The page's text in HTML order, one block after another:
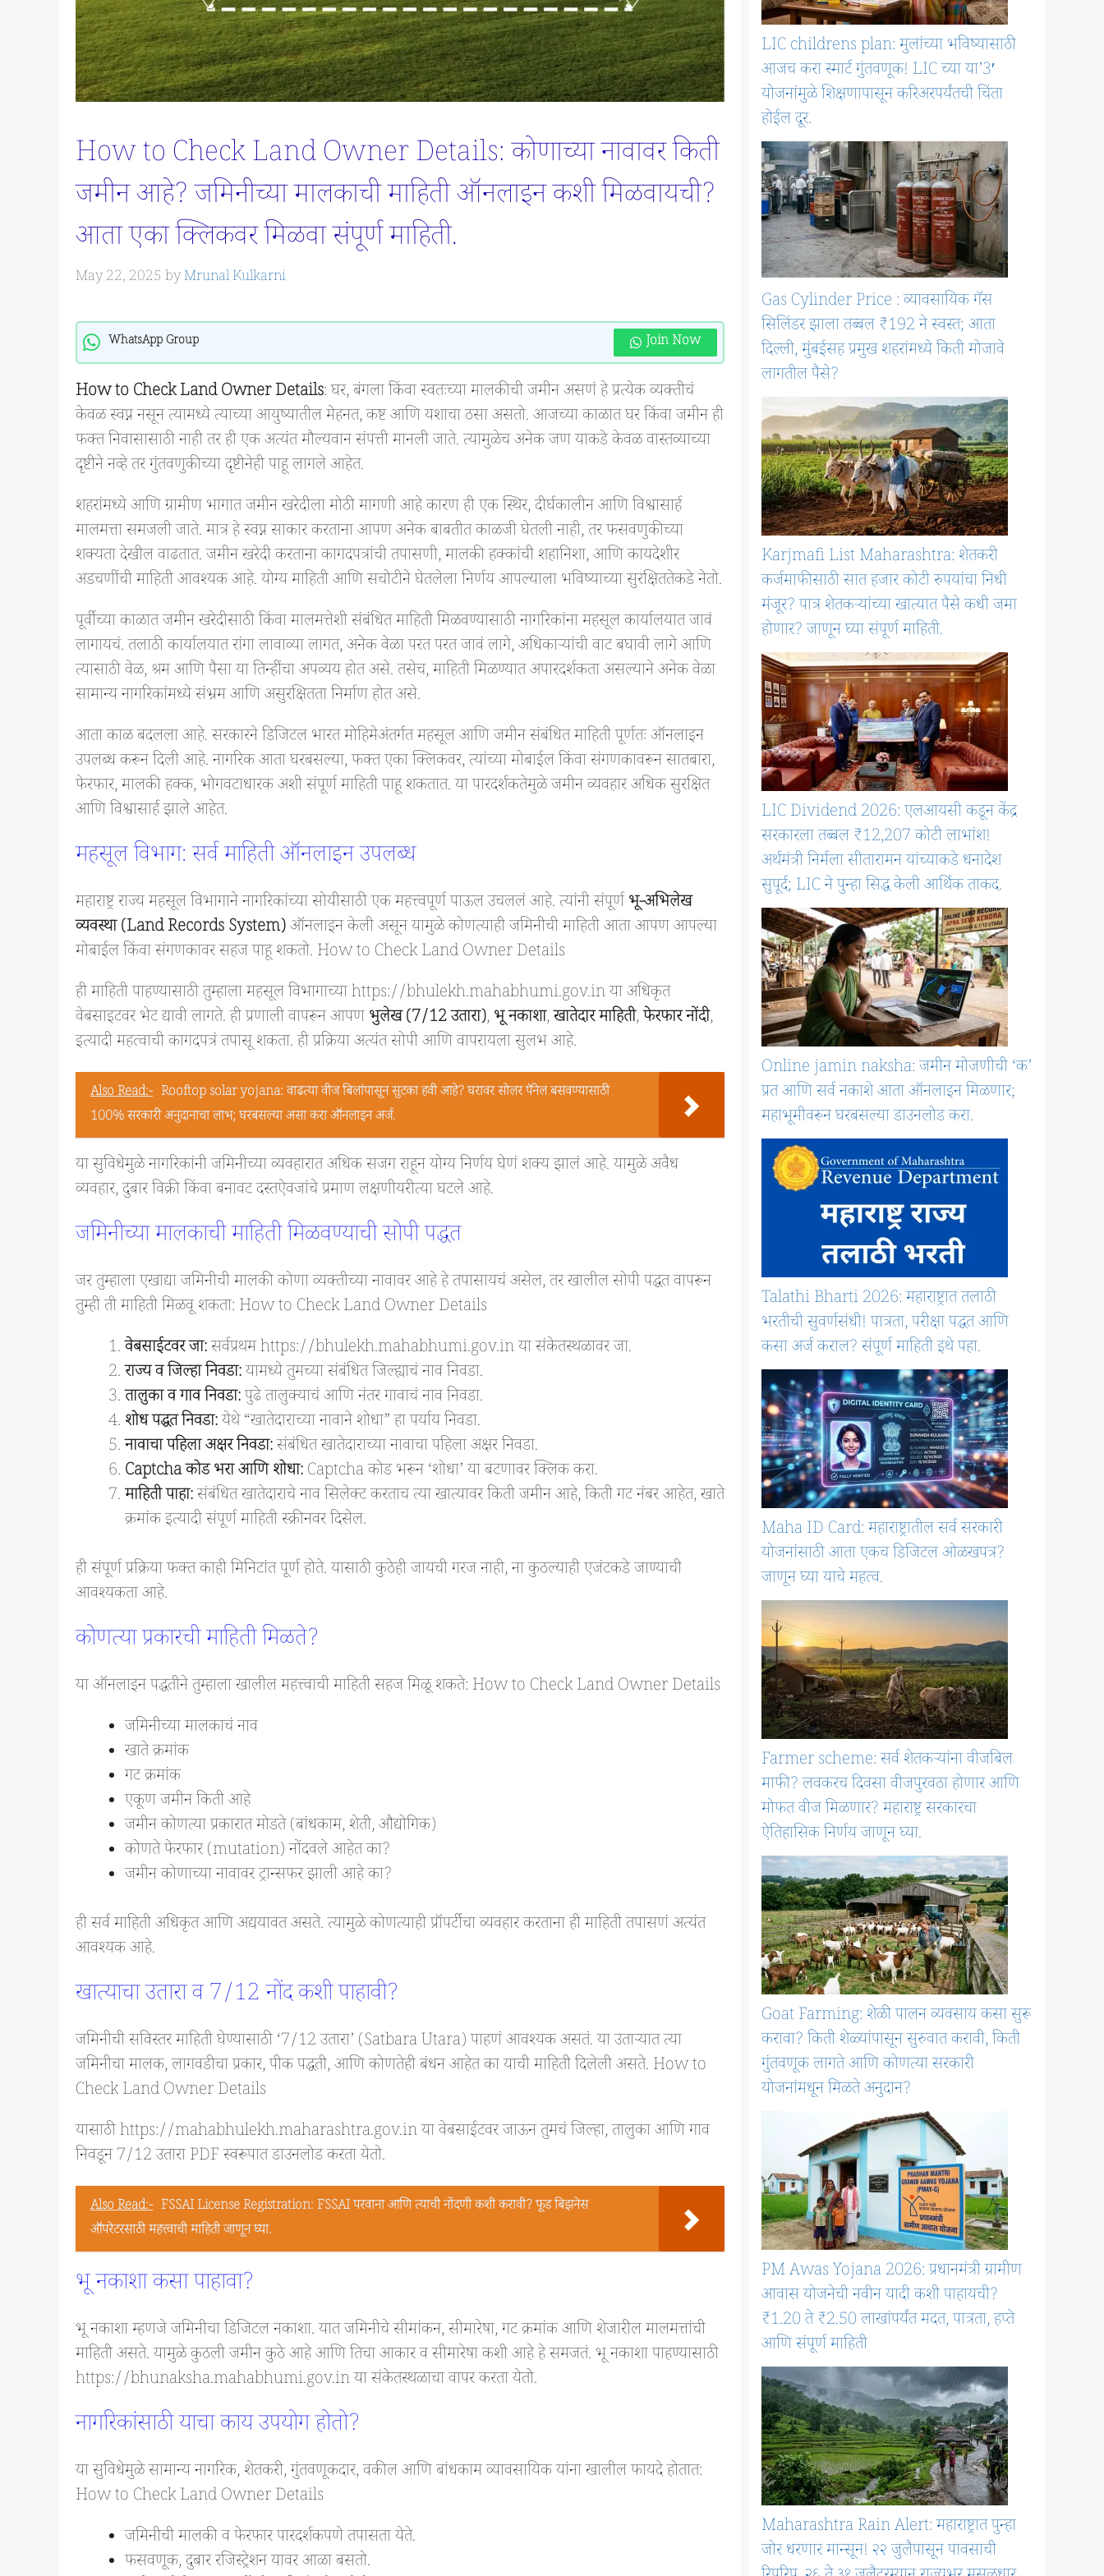
How to Check Land Owner Details: कोणाच्या नावावर किती
जमीन आहे? जमिनीच्या मालकाची माहिती ऑनलाइन कशी मिळवायची?
आता एका क्लिकवर मिळवा संपूर्ण माहिती.
May 22, 2025 byMrunal Kulkarni
WhatsApp Group Join Now
How to Check Land Owner Details: घर, बंगला किंवा स्वतःच्या मालकीची जमीन असणं हे प्रत्येक व्यक्तीचं
केवळ स्वप्न नसून त्यामध्ये त्याच्या आयुष्यातील मेहनत, कष्ट आणि यशाचा ठसा असतो. आजच्या काळात घर किंवा जमीन ही
फक्त निवासासाठी नाही तर ही एक अत्यंत मौल्यवान संपत्ती मानली जाते. त्यामुळेच अनेक जण याकडे केवळ वास्तव्याच्या
दृष्टीने नव्हे तर गुंतवणुकीच्या दृष्टीनेही पाहू लागले आहेत.
शहरांमध्ये आणि ग्रामीण भागात जमीन खरेदीला मोठी मागणी आहे कारण ही एक स्थिर, दीर्घकालीन आणि विश्वासार्ह
मालमत्ता समजली जाते. मात्र हे स्वप्न साकार करताना आपण अनेक बाबतीत काळजी घेतली नाही, तर फसवणुकीच्या
शक्यता देखील वाढतात. जमीन खरेदी करताना कागदपत्रांची तपासणी, मालकी हक्कांची शहानिशा, आणि कायदेशीर
अडचणींची माहिती आवश्यक आहे. योग्य माहिती आणि सचोटीने घेतलेला निर्णय आपल्याला भविष्याच्या सुरक्षिततेकडे नेतो.
पूर्वीच्या काळात जमीन खरेदीसाठी किंवा मालमत्तेशी संबंधित माहिती मिळवण्यासाठी नागरिकांना महसूल कार्यालयात जावं
लागायचं. तलाठी कार्यालयात रांगा लावाव्या लागत, अनेक वेळा परत परत जावं लागे, अधिकाऱ्यांची वाट बघावी लागे आणि
त्यासाठी वेळ, श्रम आणि पैसा या तिन्हींचा अपव्यय होत असे. तसेच, माहिती मिळण्यात अपारदर्शकता असल्याने अनेक वेळा
सामान्य नागरिकांमध्ये संभ्रम आणि असुरक्षितता निर्माण होत असे.
आता काळ बदलला आहे. सरकारने डिजिटल भारत मोहिमेअंतर्गत महसूल आणि जमीन संबंधित माहिती पूर्णतः ऑनलाइन
उपलब्ध करून दिली आहे. नागरिक आता घरबसल्या, फक्त एका क्लिकवर, त्यांच्या मोबाईल किंवा संगणकावरून सातबारा,
फेरफार, मालकी हक्क, भोगवटाधारक अशी संपूर्ण माहिती पाहू शकतात. या पारदर्शकतेमुळे जमीन व्यवहार अधिक सुरक्षित
आणि विश्वासार्ह झाले आहेत.
महसूल विभाग: सर्व माहिती ऑनलाइन उपलब्ध
महाराष्ट्र राज्य महसूल विभागाने नागरिकांच्या सोयीसाठी एक महत्त्वपूर्ण पाऊल उचललं आहे. त्यांनी संपूर्णभू-अभिलेख
व्यवस्था (Land Records System)ऑनलाइन केली असून यामुळे कोणत्याही जमिनीची माहिती आता आपण आपल्या
मोबाईल किंवा संगणकावर सहज पाहू शकतो. How to Check Land Owner Details
ही माहिती पाहण्यासाठी तुम्हाला महसूल विभागाच्या https://bhulekh.mahabhumi.gov.in या अधिकृत
वेबसाइटवर भेट द्यावी लागते. ही प्रणाली वापरून आपणभुलेख (7/12 उतारा),भू नकाशा,खातेदार माहिती,फेरफार नोंदी,
इत्यादी महत्वाची कागदपत्रं तपासू शकता. ही प्रक्रिया अत्यंत सोपी आणि वापरायला सुलभ आहे.
Also Read:- Rooftop solar yojana: वाढत्या वीज बिलांपासून सुटका हवी आहे? घरावर सोलर पॅनेल बसवण्यासाठी
100% सरकारी अनुदानाचा लाभ; घरबसल्या असा करा ऑनलाइन अर्ज.
या सुविधेमुळे नागरिकांनी जमिनीच्या व्यवहारात अधिक सजग राहून योग्य निर्णय घेणं शक्य झालं आहे. यामुळे अवैध
व्यवहार, दुबार विक्री किंवा बनावट दस्तऐवजांचे प्रमाण लक्षणीयरीत्या घटले आहे.
जमिनीच्या मालकाची माहिती मिळवण्याची सोपी पद्धत
जर तुम्हाला एखाद्या जमिनीची मालकी कोणा व्यक्तीच्या नावावर आहे हे तपासायचं असेल, तर खालील सोपी पद्धत वापरून
तुम्ही ती माहिती मिळवू शकता: How to Check Land Owner Details
वेबसाईटवर जा:सर्वप्रथम https://bhulekh.mahabhumi.gov.in या संकेतस्थळावर जा.
राज्य व जिल्हा निवडा:यामध्ये तुमच्या संबंधित जिल्ह्याचं नाव निवडा.
तालुका व गाव निवडा:पुढे तालुक्याचं आणि नंतर गावाचं नाव निवडा.
शोध पद्धत निवडा:येथे “खातेदाराच्या नावाने शोधा” हा पर्याय निवडा.
नावाचा पहिला अक्षर निवडा:संबंधित खातेदाराच्या नावाचा पहिला अक्षर निवडा.
Captcha कोड भरा आणि शोधा:Captcha कोड भरून ‘शोधा’ या बटणावर क्लिक करा.
माहिती पाहा:संबंधित खातेदाराचे नाव सिलेक्ट करताच त्या खात्यावर किती जमीन आहे, किती गट नंबर आहेत, खाते
क्रमांक इत्यादी संपूर्ण माहिती स्क्रीनवर दिसेल.
ही संपूर्ण प्रक्रिया फक्त काही मिनिटांत पूर्ण होते. यासाठी कुठेही जायची गरज नाही, ना कुठल्याही एजंटकडे जाण्याची
आवश्यकता आहे.
कोणत्या प्रकारची माहिती मिळते?
या ऑनलाइन पद्धतीने तुम्हाला खालील महत्त्वाची माहिती सहज मिळू शकते: How to Check Land Owner Details
जमिनीच्या मालकाचं नाव
खाते क्रमांक
गट क्रमांक
एकूण जमीन किती आहे
जमीन कोणत्या प्रकारात मोडते (बांधकाम, शेती, औद्योगिक)
कोणते फेरफार (mutation) नोंदवले आहेत का?
जमीन कोणाच्या नावावर ट्रान्सफर झाली आहे का?
ही सर्व माहिती अधिकृत आणि अद्ययावत असते. त्यामुळे कोणत्याही प्रॉपर्टीचा व्यवहार करताना ही माहिती तपासणं अत्यंत
आवश्यक आहे.
खात्याचा उतारा व 7/12 नोंद कशी पाहावी?
जमिनीची सविस्तर माहिती घेण्यासाठी ‘7/12 उतारा’ (Satbara Utara) पाहणं आवश्यक असतं. या उताऱ्यात त्या
जमिनीचा मालक, लागवडीचा प्रकार, पीक पद्धती, आणि कोणतेही बंधन आहेत का याची माहिती दिलेली असते. How to
Check Land Owner Details
यासाठी https://mahabhulekh.maharashtra.gov.in या वेबसाईटवर जाऊन तुमचं जिल्हा, तालुका आणि गाव
निवडून 7/12 उतारा PDF स्वरूपात डाउनलोड करता येतो.
Also Read:- FSSAI License Registration: FSSAI परवाना आणि त्याची नोंदणी कशी करावी? फूड बिझनेस
ऑपरेटरसाठी महत्त्वाची माहिती जाणून घ्या.
भू नकाशा कसा पाहावा?
भू नकाशा म्हणजे जमिनीचा डिजिटल नकाशा. यात जमिनीचे सीमांकन, सीमारेषा, गट क्रमांक आणि शेजारील मालमत्तांची
माहिती असते. यामुळे कुठली जमीन कुठे आहे आणि तिचा आकार व सीमारेषा कशी आहे हे समजतं. भू नकाशा पाहण्यासाठी
https://bhunaksha.mahabhumi.gov.in या संकेतस्थळाचा वापर करता येतो.
नागरिकांसाठी याचा काय उपयोग होतो?
या सुविधेमुळे सामान्य नागरिक, शेतकरी, गुंतवणूकदार, वकील आणि बांधकाम व्यावसायिक यांना खालील फायदे होतात:
How to Check Land Owner Details
जमिनीची मालकी व फेरफार पारदर्शकपणे तपासता येते.
फसवणूक, दुबार रजिस्ट्रेशन यावर आळा बसतो.
LIC childrens plan: मुलांच्या भविष्यासाठी
आजच करा स्मार्ट गुंतवणूक! LIC च्या या’3′
योजनांमुळे शिक्षणापासून करिअरपर्यंतची चिंता
होईल दूर.
Gas Cylinder Price : व्यावसायिक गॅस
सिलिंडर झाला तब्बल ₹192 ने स्वस्त; आता
दिल्ली, मुंबईसह प्रमुख शहरांमध्ये किती मोजावे
लागतील पैसे?
Karjmafi List Maharashtra: शेतकरी
कर्जमाफीसाठी सात हजार कोटी रुपयांचा निधी
मंजूर? पात्र शेतकऱ्यांच्या खात्यात पैसे कधी जमा
होणार? जाणून घ्या संपूर्ण माहिती.
LIC Dividend 2026: एलआयसी कडून केंद्र
सरकारला तब्बल ₹12,207 कोटी लाभांश!
अर्थमंत्री निर्मला सीतारामन यांच्याकडे धनादेश
सुपूर्द; LIC ने पुन्हा सिद्ध केली आर्थिक ताकद.
Online jamin naksha: जमीन मोजणीची ‘क’
प्रत आणि सर्व नकाशे आता ऑनलाइन मिळणार;
महाभूमीवरून घरबसल्या डाउनलोड करा.
Talathi Bharti 2026: महाराष्ट्रात तलाठी
भरतीची सुवर्णसंधी! पात्रता, परीक्षा पद्धत आणि
कसा अर्ज कराल? संपूर्ण माहिती इथे पहा.
Maha ID Card: महाराष्ट्रातील सर्व सरकारी
योजनांसाठी आता एकच डिजिटल ओळखपत्र?
जाणून घ्या याचे महत्व.
Farmer scheme: सर्व शेतकऱ्यांना वीजबिल
माफी? लवकरच दिवसा वीजपुरवठा होणार आणि
मोफत वीज मिळणार? महाराष्ट्र सरकारचा
ऐतिहासिक निर्णय जाणून घ्या.
Goat Farming: शेळी पालन व्यवसाय कसा सुरू
करावा? किती शेळ्यांपासून सुरुवात करावी, किती
गुंतवणूक लागते आणि कोणत्या सरकारी
योजनांमधून मिळते अनुदान?
PM Awas Yojana 2026: प्रधानमंत्री ग्रामीण
आवास योजनेची नवीन यादी कशी पाहायची?
₹1.20 ते ₹2.50 लाखांपर्यंत मदत, पात्रता, हप्ते
आणि संपूर्ण माहिती
Maharashtra Rain Alert: महाराष्ट्रात पुन्हा
जोर धरणार मान्सून! २२ जुलैपासून पावसाची